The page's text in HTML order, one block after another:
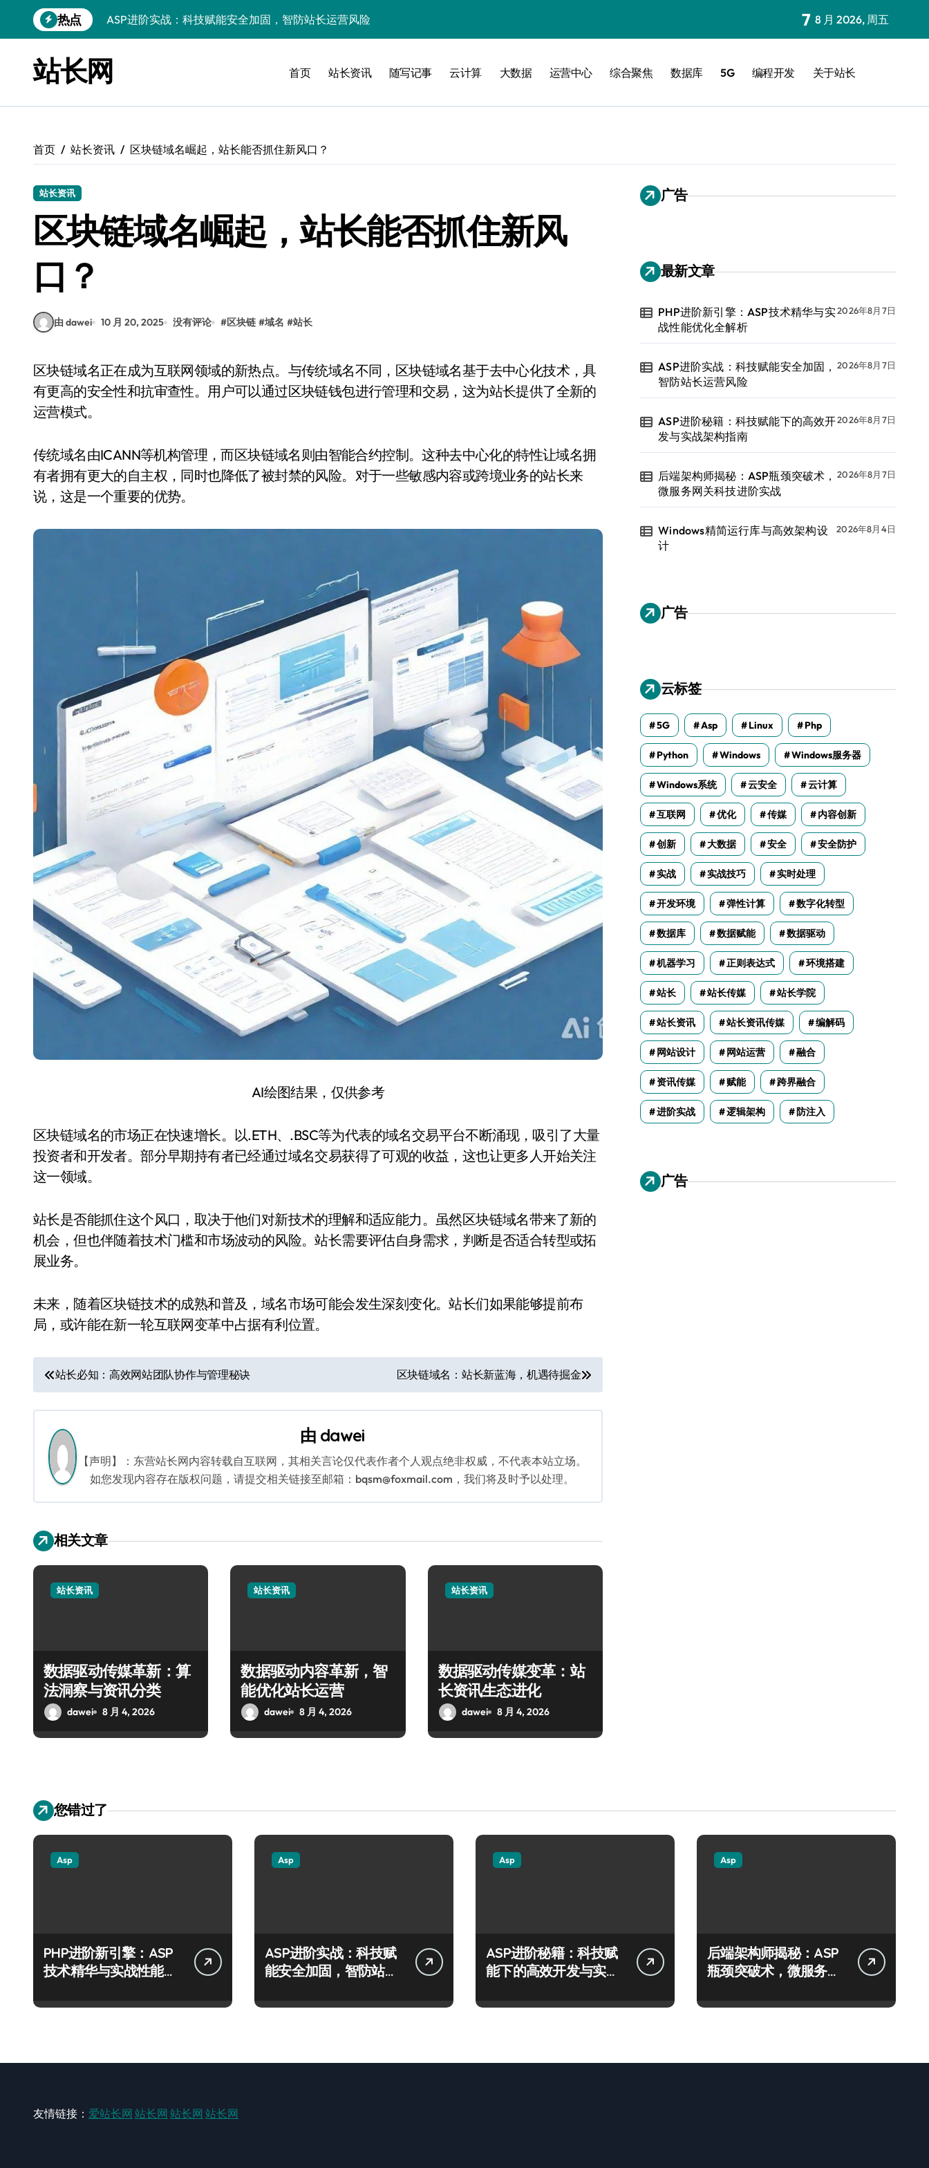
到
热点
ASP进阶秘籍：科技赋能下的高效开发与实战架构指南
Windows精简运行库与高效架构设计
Windows小程序运行库配置全解析
Windows运行库管理与环境搭建实战
Windows嵌入式开发环境搭建与运行库优化
PHP进阶新引擎：ASP技术精华与实战性能优化全解析
7 8 月 2026, 周五
站长网 首页 站长资讯 随写记事 云计算 大数据 运营中心 综合聚焦 数据库 5G 编程开发 关于站长
首页 站长资讯 区块链域名崛起，站长能否抓住新风口？
站长资讯
区块链域名崛起，站长能否抓住新风
口？
由 dawei 10 月 20, 2025 没有评论 #区块链 #域名 #站长
区块链域名正在成为互联网领域的新热点。与传统域名不同，区块链域名基于去中心化技术，具
有更高的安全性和抗审查性。用户可以通过区块链钱包进行管理和交易，这为站长提供了全新的
运营模式。
传统域名由ICANN等机构管理，而区块链域名则由智能合约控制。这种去中心化的特性让域名拥
有者拥有更大的自主权，同时也降低了被封禁的风险。对于一些敏感内容或跨境业务的站长来
说，这是一个重要的优势。
AI绘图结果，仅供参考
区块链域名的市场正在快速增长。以.ETH、.BSC等为代表的域名交易平台不断涌现，吸引了大量
投资者和开发者。部分早期持有者已经通过域名交易获得了可观的收益，这也让更多人开始关注
这一领域。
站长是否能抓住这个风口，取决于他们对新技术的理解和适应能力。虽然区块链域名带来了新的
机会，但也伴随着技术门槛和市场波动的风险。站长需要评估自身需求，判断是否适合转型或拓
展业务。
未来，随着区块链技术的成熟和普及，域名市场可能会发生深刻变化。站长们如果能够提前布
局，或许能在新一轮互联网变革中占据有利位置。
文
章
导
航
站长必知：高效网站团队协作与管理秘诀 区块链域名：站长新蓝海，机遇待掘金
由 dawei
【声明】：东营站长网内容转载自互联网，其相关言论仅代表作者个人观点绝非权威，不代表本站立场。
如您发现内容存在版权问题，请提交相关链接至邮箱：bqsm@foxmail.com，我们将及时予以处理。
相关文章
站长资讯
数据驱动传媒革新：算
法洞察与资讯分类
dawei 8 月 4, 2026
站长资讯
数据驱动内容革新，智
能优化站长运营
dawei 8 月 4, 2026
站长资讯
数据驱动传媒变革：站
长资讯生态进化
dawei 8 月 4, 2026
广告
最新文章
PHP进阶新引擎：ASP技术精华与实
战性能优化全解析
2026年8月7日
ASP进阶实战：科技赋能安全加固，
智防站长运营风险
2026年8月7日
ASP进阶秘籍：科技赋能下的高效开
发与实战架构指南
2026年8月7日
后端架构师揭秘：ASP瓶颈突破术，
微服务网关科技进阶实战
2026年8月7日
Windows精简运行库与高效架构设
计
2026年8月4日
广告
云标签
5G Asp Linux Php
Python Windows Windows服务器
Windows系统 云安全 云计算
互联网 优化 传媒 内容创新
创新 大数据 安全 安全防护
实战 实战技巧 实时处理
开发环境 弹性计算 数字化转型
数据库 数据赋能 数据驱动
机器学习 正则表达式 环境搭建
站长 站长传媒 站长学院
站长资讯 站长资讯传媒 编解码
网站设计 网站运营 融合
资讯传媒 赋能 跨界融合
进阶实战 逻辑架构 防注入
广告
您错过了
Asp
PHP进阶新引擎：ASP
技术精华与实战性能优
Asp
ASP进阶实战：科技赋
能安全加固，智防站长
Asp
ASP进阶秘籍：科技赋
能下的高效开发与实战
Asp
后端架构师揭秘：ASP
瓶颈突破术，微服务网
友情链接： 爱站长网 站长网 站长网 站长网